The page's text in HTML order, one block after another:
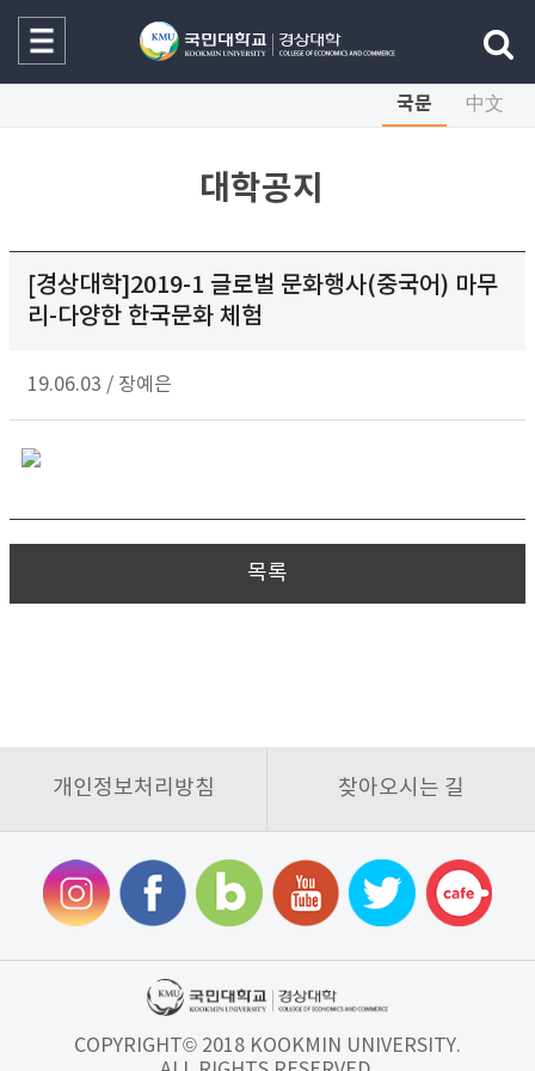
국문 中文
대학공지
[경상대학]2019-1 글로벌 문화행사(중국어) 마무
리-다양한 한국문화 체험
19.06.03 / 장예은
목록
개인정보처리방침 찾아오시는 길
COPYRIGHT© 2018 KOOKMIN UNIVERSITY.